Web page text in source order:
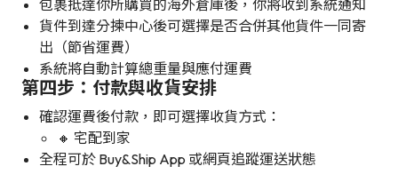
包裹抵達你所購買的海外倉庫後，你將收到系統通知
貨件到達分揀中心後可選擇是否合併其他貨件一同寄
出（節省運費）
系統將自動計算總重量與應付運費
第四步：付款與收貨安排
確認運費後付款，即可選擇收貨方式：
🔸 宅配到家
全程可於 Buy&Ship App 或網頁追蹤運送狀態